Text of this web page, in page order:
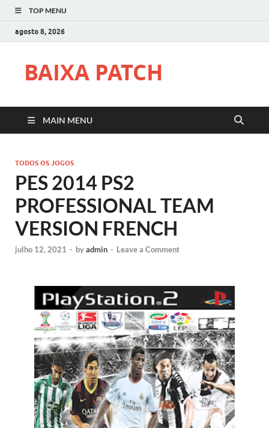
TOP MENU
agosto 8, 2026
BAIXA PATCH
MAIN MENU
TODOS OS JOGOS
PES 2014 PS2
PROFESSIONAL TEAM
VERSION FRENCH
julho 12, 2021 - byadmin - Leave a Comment